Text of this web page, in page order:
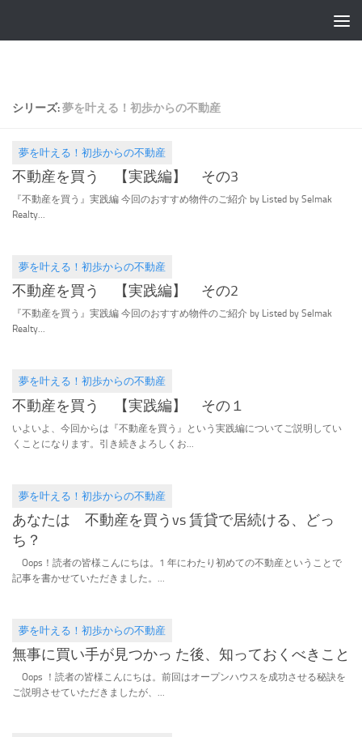
シリーズ:夢を叶える！初歩からの不動産
夢を叶える！初歩からの不動産
2017.03.16
不動産を買う 【実践編】 その3
『不動産を買う』実践編 今回のおすすめ物件のご紹介 by Listed by Selmak
Realty...
夢を叶える！初歩からの不動産
2017.02.18
不動産を買う 【実践編】 その2
『不動産を買う』実践編 今回のおすすめ物件のご紹介 by Listed by Selmak
Realty...
夢を叶える！初歩からの不動産
2017.01.06
不動産を買う 【実践編】 その１
いよいよ、今回からは『不動産を買う』という実践編についてご説明してい
くことになります。引き続きよろしくお...
夢を叶える！初歩からの不動産
2016.12.19
あなたは 不動産を買うvs 賃貸で居続ける、どっ
ち？
Oops！読者の皆様こんにちは。1 年にわたり初めての不動産ということで
記事を書かせていただきました。...
夢を叶える！初歩からの不動産
2016.11.22
無事に買い手が見つかっ た後、知っておくべきこと
Oops ！読者の皆様こんにちは。前回はオープンハウスを成功させる秘訣を
ご説明させていただきましたが、...